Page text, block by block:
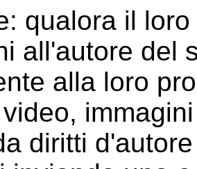
qualora il
all'autore del
alla loro
diritti